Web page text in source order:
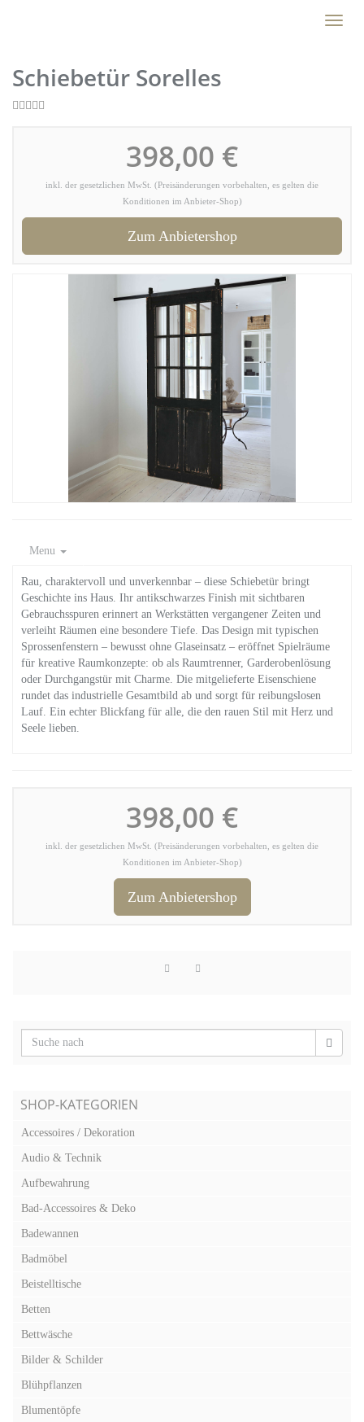
Toggle
Schiebetür Sorelles
398,00 €
inkl. der gesetzlichen MwSt. (Preisänderungen vorbehalten, es gelten die
Konditionen im Anbieter-Shop)
Zum Anbietershop
Menu
Rau, charaktervoll und unverkennbar – diese Schiebetür bringt
Geschichte ins Haus. Ihr antikschwarzes Finish mit sichtbaren
Gebrauchsspuren erinnert an Werkstätten vergangener Zeiten und
verleiht Räumen eine besondere Tiefe. Das Design mit typischen
Sprossenfenstern – bewusst ohne Glaseinsatz – eröffnet Spielräume
für kreative Raumkonzepte: ob als Raumtrenner, Garderobenlösung
oder Durchgangstür mit Charme. Die mitgelieferte Eisenschiene
rundet das industrielle Gesamtbild ab und sorgt für reibungslosen
Lauf. Ein echter Blickfang für alle, die den rauen Stil mit Herz und
Seele lieben.
398,00 €
inkl. der gesetzlichen MwSt. (Preisänderungen vorbehalten, es gelten die
Konditionen im Anbieter-Shop)
Zum Anbietershop
SHOP-KATEGORIEN
Accessoires / Dekoration
Audio & Technik
Aufbewahrung
Bad-Accessoires & Deko
Badewannen
Badmöbel
Beistelltische
Betten
Bettwäsche
Bilder & Schilder
Blühpflanzen
Blumentöpfe